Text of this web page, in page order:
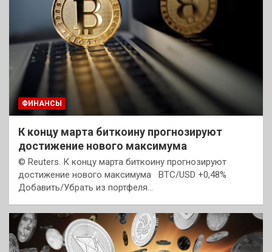
ФИНАНСЫ
К концу марта биткоину прогнозируют
достижение нового максимума
© Reuters. К концу марта биткоину прогнозируют
достижение нового максимума BTC/USD +0,48%
Добавить/Убрать из портфеля…